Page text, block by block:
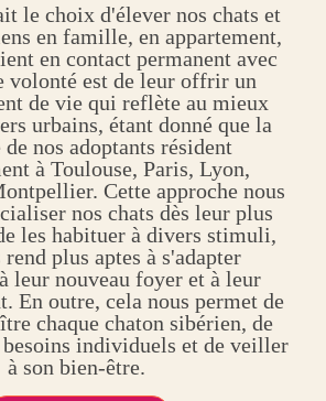
le choix d'élever nos chats et
en famille, en appartement,
en contact permanent avec
volonté est de leur offrir un
de vie qui reflète au mieux
urbains, étant donné que la
nos adoptants résident
à Toulouse, Paris, Lyon,
Cette approche nous
nos chats dès leur plus
les habituer à divers stimuli,
plus aptes à s'adapter
leur nouveau foyer et à leur
En outre, cela nous permet de
chaque chaton sibérien, de
besoins individuels et de veiller
à son bien-être.